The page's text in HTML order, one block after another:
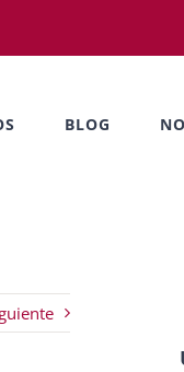
BLOG